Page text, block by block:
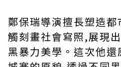
鄭保瑞導演擅長塑造
觸刻畫社會寫照,展現
黑暴力美學。這次他